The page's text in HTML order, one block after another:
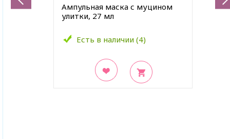
Ампульная маска с муцином
улитки, 27 мл
Есть в наличии (4)